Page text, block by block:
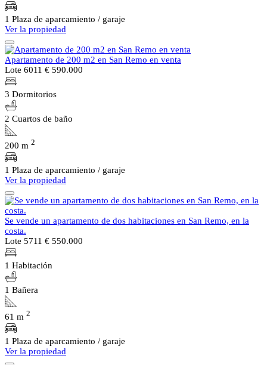
1 Plaza de aparcamiento / garaje
Ver la propiedad
Apartamento de 200 m2 en San Remo en venta
Lote 6011 € 590.000
3 Dormitorios
2 Cuartos de baño
200 m 2
1 Plaza de aparcamiento / garaje
Ver la propiedad
Se vende un apartamento de dos habitaciones en San Remo, en la
costa.
Lote 5711 € 550.000
1 Habitación
1 Bañera
61 m 2
1 Plaza de aparcamiento / garaje
Ver la propiedad